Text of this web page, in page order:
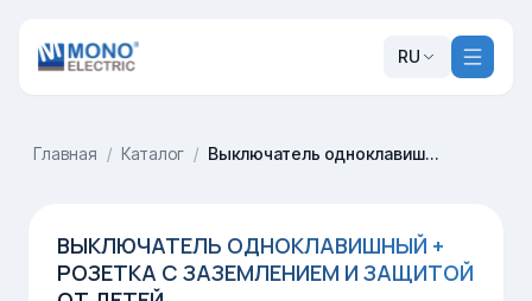
RU
Главная / Каталог / Выключатель одноклавишный + Розетка с заземлением и защитой от детей
ВЫКЛЮЧАТЕЛЬ ОДНОКЛАВИШНЫЙ +
РОЗЕТКА С ЗАЗЕМЛЕНИЕМ И ЗАЩИТОЙ